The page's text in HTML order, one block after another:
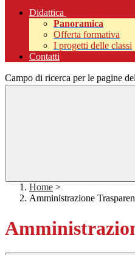
Didattica
Panoramica
Offerta formativa
I progetti delle classi
Contatti
Campo di ricerca per le pagine
Home >
Amministrazione